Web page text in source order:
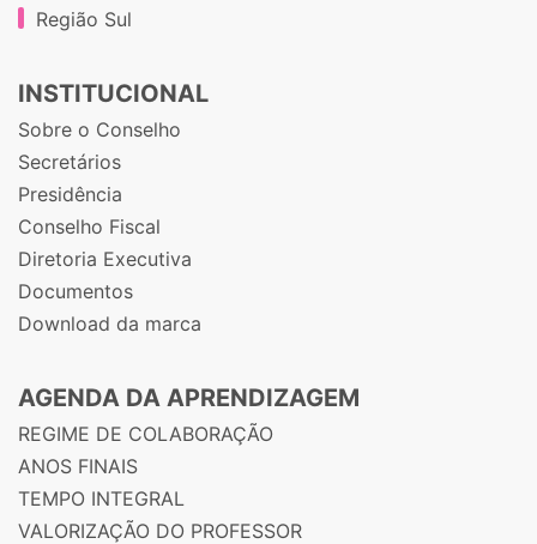
Região Sul
INSTITUCIONAL
Sobre o Conselho
Secretários
Presidência
Conselho Fiscal
Diretoria Executiva
Documentos
Download da marca
AGENDA DA APRENDIZAGEM
REGIME DE COLABORAÇÃO
ANOS FINAIS
TEMPO INTEGRAL
VALORIZAÇÃO DO PROFESSOR